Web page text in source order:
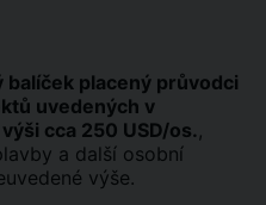
balíček placený průvodci
uvedených v
cca 250 USD/os.,
a další osobní
výše.